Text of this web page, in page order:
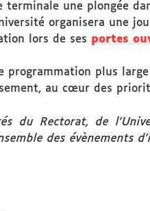
une plongée
organisera une
lors de ses portes
programmation plus
au cœur des
du Rectorat, de
des évènements